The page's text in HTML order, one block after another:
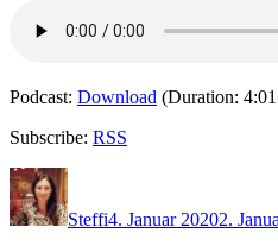
Podcast: Download (Duration:
Subscribe: RSS
Autor
Steffi4. Januar 20202.